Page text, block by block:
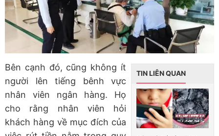
TIN LIÊN QUAN
Bên cạnh đó, cũng không ít
người lên tiếng bênh vực
nhân viên ngân hàng. Họ
cho rằng nhân viên hỏi
khách hàng về mục đích của